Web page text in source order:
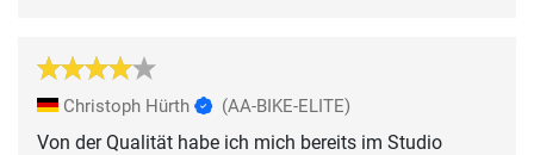
Christoph Hürth (AA-BIKE-ELITE)
Von der Qualität habe ich mich bereits im Studio